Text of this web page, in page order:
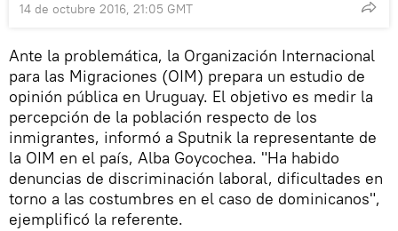
14 de octubre 2016, 21:05 GMT
Ante la problemática, la Organización Internacional
para las Migraciones (OIM) prepara un estudio de
opinión pública en Uruguay. El objetivo es medir la
percepción de la población respecto de los
inmigrantes, informó a Sputnik la representante de
la OIM en el país, Alba Goycochea. "Ha habido
denuncias de discriminación laboral, dificultades en
torno a las costumbres en el caso de dominicanos",
ejemplificó la referente.